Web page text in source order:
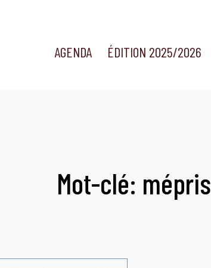
AGENDA ÉDITION 2025/2026
Mot-clé: mépris